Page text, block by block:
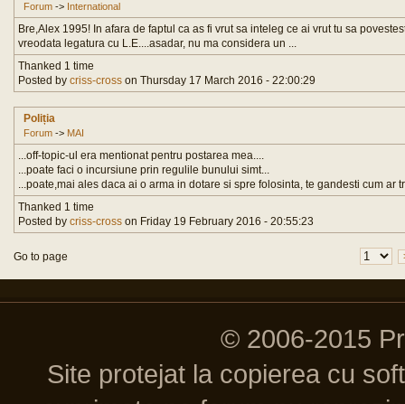
Forum -> International
Bre,Alex 1995! In afara de faptul ca as fi vrut sa inteleg ce ai vrut tu sa
vreodata legatura cu L.E....asadar, nu ma considera un ...
Thanked 1 time
Posted by criss-cross on Thursday 17 March 2016 - 22:00:29
Poliția
Forum -> MAI
...off-topic-ul era mentionat pentru postarea mea....
...poate faci o incursiune prin regulile bunului simt...
...poate,mai ales daca ai o arma in dotare si spre folosinta, te gandesti cum ar
Thanked 1 time
Posted by criss-cross on Friday 19 February 2016 - 20:55:23
Go to page
© 2006-2015
Site protejat la copierea cu